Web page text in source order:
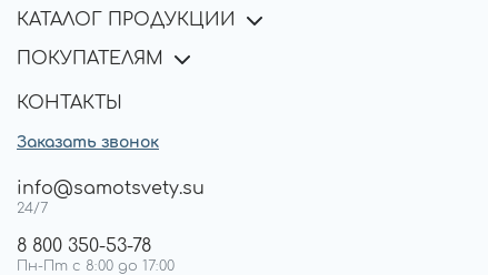
КАТАЛОГ ПРОДУКЦИИ
ПОКУПАТЕЛЯМ
КОНТАКТЫ
Заказать звонок
info@samotsvety.su
24/7
8 800 350-53-78
Пн-Пт с 8:00 до 17:00